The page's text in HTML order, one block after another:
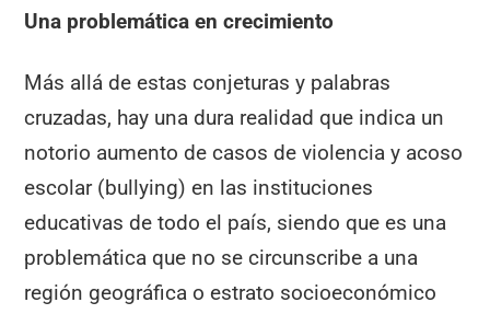
Una problemática en crecimiento
Más allá de estas conjeturas y palabras
cruzadas, hay una dura realidad que indica un
notorio aumento de casos de violencia y acoso
escolar (bullying) en las instituciones
educativas de todo el país, siendo que es una
problemática que no se circunscribe a una
región geográfica o estrato socioeconómico